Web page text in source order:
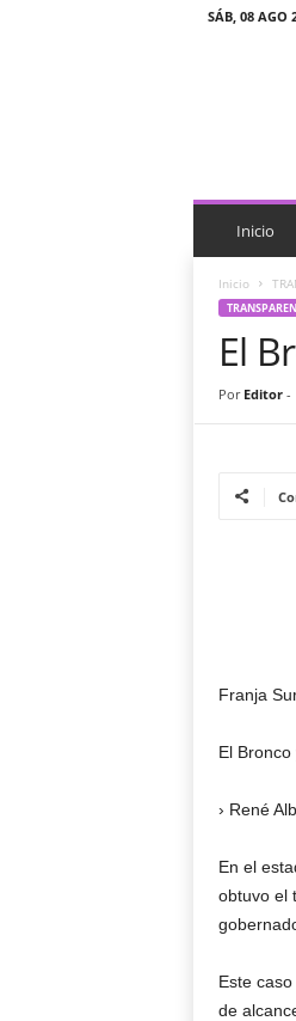
SÁB, 08 AGO
c
a
Inicio
Inicio
El
Por Editor-
Franja
El
› René
En el
obtuvo el
Este
de